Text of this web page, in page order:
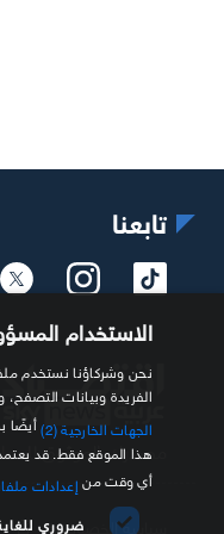
تابعنا
مصدرك الموثوق
سياسة الخصوصية
الاستخدام
الفريدة وبيانات
الجهات الخارجية (2)
أيضًا
هذا الموقع فقط. قد
أي وقت من إعدادات
ضروري